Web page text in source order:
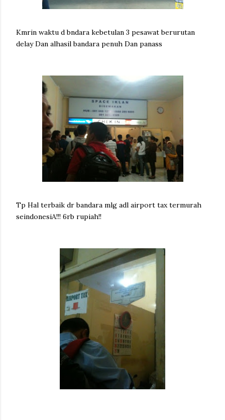
Kmrin waktu d bndara kebetulan 3 pesawat berurutan
delay Dan alhasil bandara penuh Dan panass
Tp Hal terbaik dr bandara mlg adl airport tax termurah
seindonesiA!!! 6rb rupiah!!